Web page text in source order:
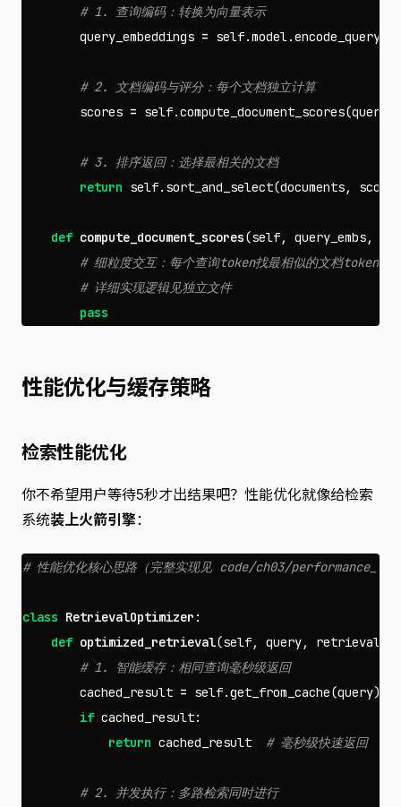
query_embeddings = self.model.encode_query
scores = self.compute_document_scores(
return self. sort_and_select(documents, scores
def compute_document_scores(self, query_embs,
pass
性能优化与缓存策略
检索性能优化
你不希望用户等待5秒才出结果吧？性能优化就像给检索
系统装上火箭引擎：
class RetrievalOptimizer :
def optimized_retrieval(self, query,
cached_result = self.get_from_cache(query)
if cached_result:
return cached_result